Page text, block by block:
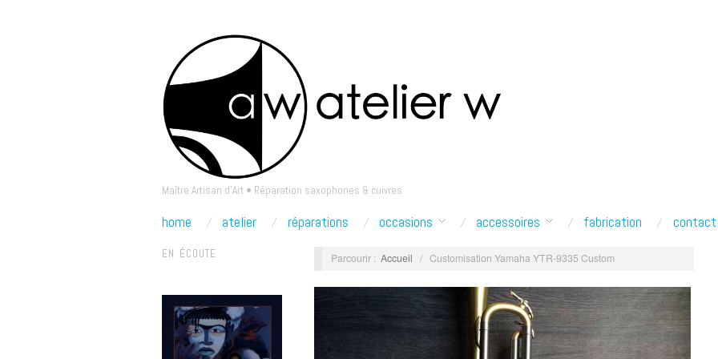
Maître Artisan d'Art • Réparation saxophones & cuivres
home atelier réparations occasions accessoires fabrication contact
EN ÉCOUTE Parcourir : Accueil / Customisation Yamaha YTR-9335 Custom